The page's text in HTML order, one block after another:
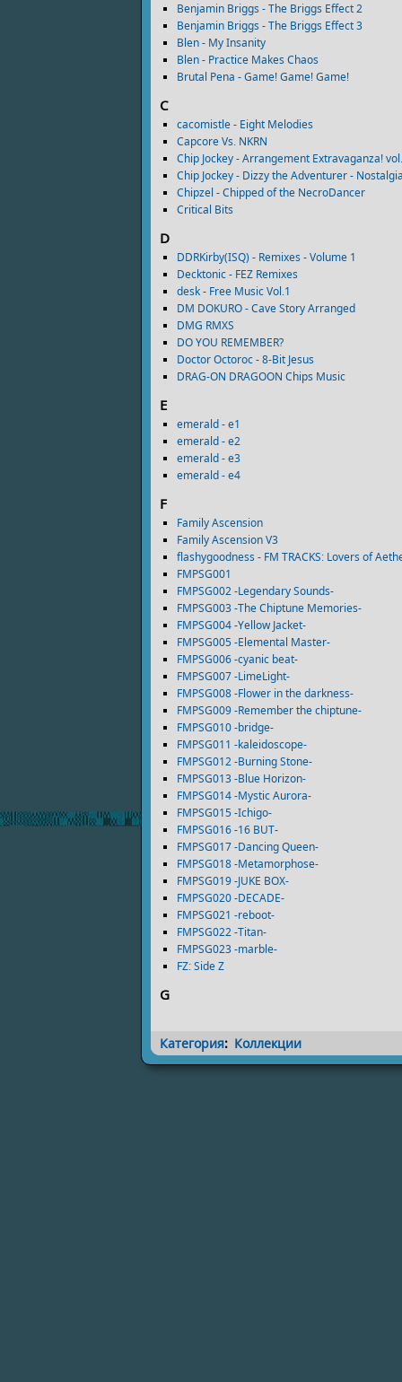
Benjamin Briggs - The Briggs Effect 2
Benjamin Briggs - The Briggs Effect 3
Blen - My Insanity
Blen - Practice Makes Chaos
Brutal Pena - Game! Game! Game!
C
cacomistle - Eight Melodies
Capcore Vs. NKRN
Chip Jockey - Arrangement Extravaganza!
Chip Jockey - Dizzy the Adventurer -
Chipzel - Chipped of the NecroDancer
Critical Bits
D
DDRKirby(ISQ) - Remixes - Volume 1
Decktonic - FEZ Remixes
desk - Free Music Vol.1
DM DOKURO - Cave Story Arranged
DMG RMXS
DO YOU REMEMBER?
Doctor Octoroc - 8-Bit Jesus
DRAG-ON DRAGOON Chips Music
E
emerald - e1
emerald - e2
emerald - e3
emerald - e​4
F
Family Ascension
Family Ascension V3
flashygoodness - FM TRACKS: Lovers of
FMPSG001
FMPSG002 -Legendary Sounds-
FMPSG003 -The Chiptune Memories-
FMPSG004 -Yellow Jacket-
FMPSG005 -Elemental Master-
FMPSG006 -cyanic beat-
FMPSG007 -LimeLight-
FMPSG008 -Flower in the darkness-
FMPSG009 -Remember the chiptune-
FMPSG010 -bridge-
FMPSG011 -kaleidoscope-
FMPSG012 -Burning Stone-
FMPSG013 -Blue Horizon-
FMPSG014 -Mystic Aurora-
FMPSG015 -Ichigo-
FMPSG016 -16 BUT-
FMPSG017 -Dancing Queen-
FMPSG018 -Metamorphose-
FMPSG019 -JUKE BOX-
FMPSG020 -DECADE-
FMPSG021 -reboot-
FMPSG022 -Titan-
FMPSG023 -marble-
FZ: Side Z
G
Категория: Коллекции